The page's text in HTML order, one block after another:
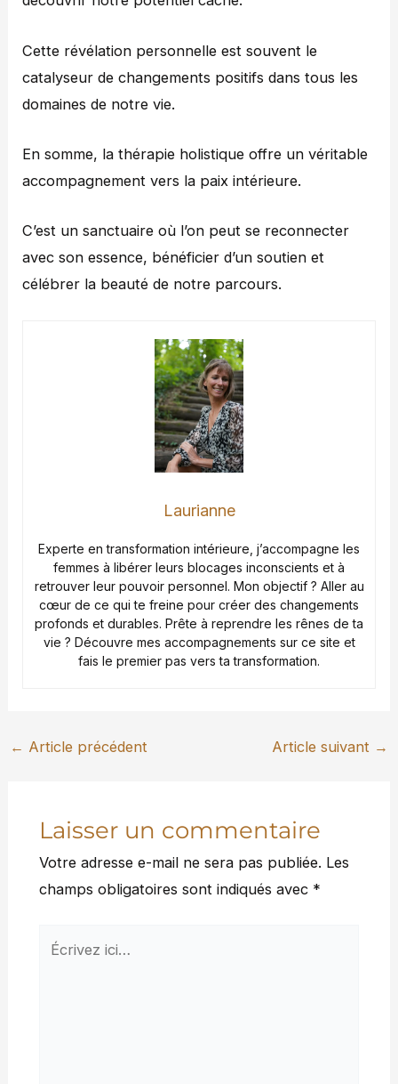
Cette révélation personnelle est souvent le
catalyseur de changements positifs dans tous les
domaines de notre vie.
En somme, la thérapie holistique offre un véritable
accompagnement vers la paix intérieure.
C’est un sanctuaire où l’on peut se reconnecter
avec son essence, bénéficier d’un soutien et
célébrer la beauté de notre parcours.
Laurianne
Experte en transformation intérieure, j’accompagne les
femmes à libérer leurs blocages inconscients et à
retrouver leur pouvoir personnel. Mon objectif ? Aller au
cœur de ce qui te freine pour créer des changements
profonds et durables. Prête à reprendre les rênes de ta
vie ? Découvre mes accompagnements sur ce site et
fais le premier pas vers ta transformation.
← Article précédent Article suivant →
Laisser un commentaire
Votre adresse e-mail ne sera pas publiée. Les
champs obligatoires sont indiqués avec *
Écrivez